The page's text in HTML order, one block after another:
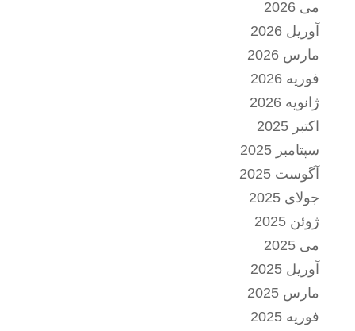
می 2026
آوریل 2026
مارس 2026
فوریه 2026
ژانویه 2026
اکتبر 2025
سپتامبر 2025
آگوست 2025
جولای 2025
ژوئن 2025
می 2025
آوریل 2025
مارس 2025
فوریه 2025